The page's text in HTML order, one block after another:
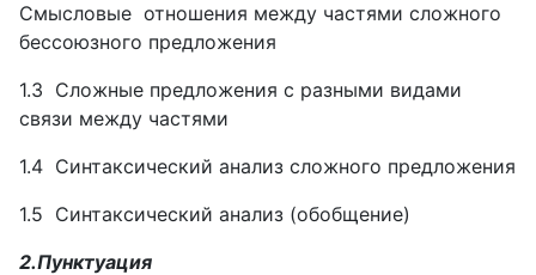
Смысловые отношения между частями сложного
бессоюзного предложения
1.3 Сложные предложения с разными видами
связи между частями
1.4 Синтаксический анализ сложного предложения
1.5 Синтаксический анализ (обобщение)
2.Пунктуация